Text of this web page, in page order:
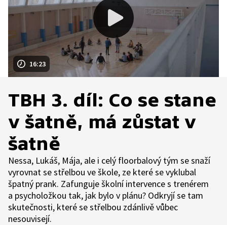
16:23
TBH 3. díl: Co se stane
v šatně, má zůstat v
šatně
Nessa, Lukáš, Mája, ale i celý floorbalový tým se snaží
vyrovnat se střelbou ve škole, ze které se vyklubal
špatný prank. Zafunguje školní intervence s trenérem
a psycholožkou tak, jak bylo v plánu? Odkryjí se tam
skutečnosti, které se střelbou zdánlivě vůbec
nesouvisejí.